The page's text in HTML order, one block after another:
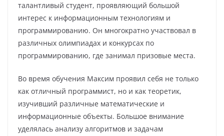
талантливый студент, проявляющий большой
интерес к информационным технологиям и
программированию. Он многократно участвовал в
различных олимпиадах и конкурсах по
программированию, где занимал призовые места.
Во время обучения Максим проявил себя не только
как отличный программист, но и как теоретик,
изучивший различные математические и
информационные объекты. Большое внимание
уделялась анализу алгоритмов и задачам